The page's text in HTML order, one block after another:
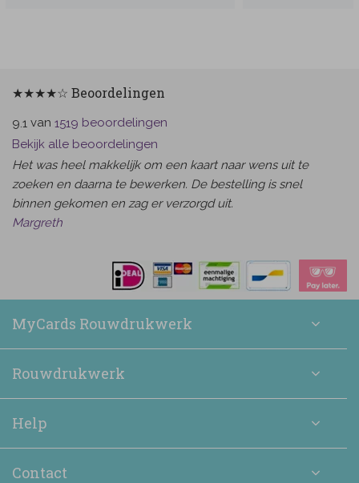
★★★★☆ Beoordelingen
9.1 van 1519 beoordelingen
Bekijk alle beoordelingen
Het was heel makkelijk om een kaart naar wens uit te
zoeken en daarna te bewerken. De bestelling is snel
binnen gekomen en zag er verzorgd uit.
Margreth
MyCards Rouwdrukwerk
Rouwdrukwerk
Help
Contact